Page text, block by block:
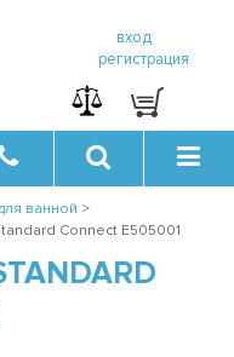
вход
регистрация
ванной >
Connect E505001